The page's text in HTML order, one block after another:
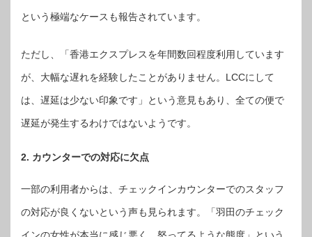
という極端なケースも報告されています。
ただし、「香港エクスプレスを年間数回程度利用しています
が、大幅な遅れを経験したことがありません。LCCにして
は、遅延は少ない印象です」という意見もあり、全ての便で
遅延が発生するわけではないようです。
2. カウンターでの対応に欠点
一部の利用者からは、チェックインカウンターでのスタッフ
の対応が良くないという声も見られます。「羽田のチェック
インの女性が本当に感じ悪く、怒ってるような態度」という